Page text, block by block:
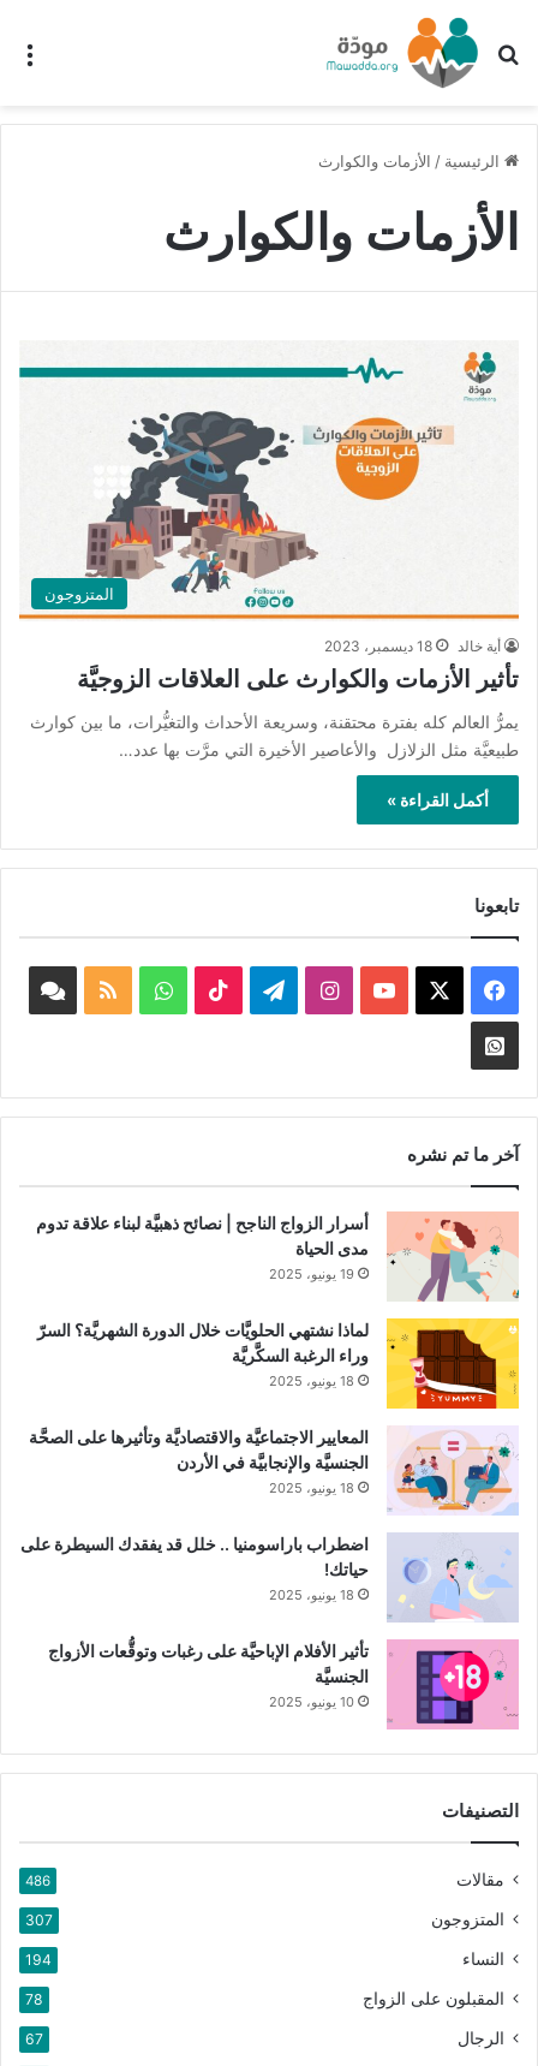
بحث عن
الرئيسية / الأزمات والكوارث
الأزمات والكوارث
المتزوجون
أية خالد 18 ديسمبر، 2023
تأثير الأزمات والكوارث على العلاقات الزوجيَّة
يمرُّ العالم كله بفترة محتقنة، وسريعة الأحداث والتغيُّرات، ما بين كوارث
طبيعيَّة مثل الزلازل والأعاصير الأخيرة التي مرَّت بها عدد…
أكمل القراءة »
تابعونا
فيسبوك ‫YouTubeانستقرامتيلقرام ‫TikTokواتسابملخص
Whatsapp
Channel
آخر ما تم نشره
أسرار الزواج الناجح | نصائح ذهبيَّة لبناء علاقة تدوم
مدى الحياة
19 يونيو، 2025
لماذا نشتهي الحلويَّات خلال الدورة الشهريَّة؟ السرّ
وراء الرغبة السكَّريَّة
18 يونيو، 2025
المعايير الاجتماعيَّة والاقتصاديَّة وتأثيرها على الصحَّة
الجنسيَّة والإنجابيَّة في الأردن
18 يونيو، 2025
اضطراب باراسومنيا .. خلل قد يفقدك السيطرة على
حياتك!
18 يونيو، 2025
تأثير الأفلام الإباحيَّة على رغبات وتوقُّعات الأزواج
الجنسيَّة
10 يونيو، 2025
التصنيفات
مقالات 486
المتزوجون 307
النساء 194
المقبلون على الزواج 78
الرجال 67